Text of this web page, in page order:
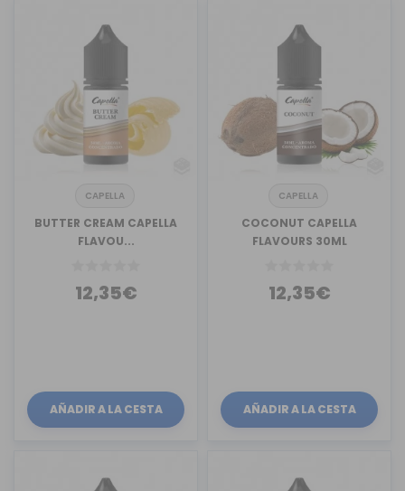
CAPELLA
BUTTER CREAM CAPELLA
FLAVOU...
12,35€
AÑADIR A LA CESTA
CAPELLA
COCONUT CAPELLA
FLAVOURS 30ML
12,35€
AÑADIR A LA CESTA